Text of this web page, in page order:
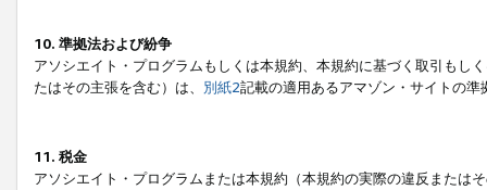
10. 準拠法および紛争
アソシエイト・プログラムもしくは本規約、本規約に基づく取引もし
たはその主張を含む）は、 別紙2記載の適用あるアマゾン・サイトの
11. 税金
アソシエイト・プログラムまたは本規約（本規約の実際の違反または